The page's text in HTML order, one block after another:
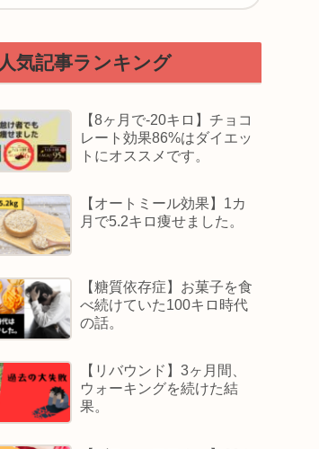
人気記事ランキング
【8ヶ月で-20キロ】チョコ
レート効果86%はダイエッ
トにオススメです。
【オートミール効果】1カ
月で5.2キロ痩せました。
【糖質依存症】お菓子を食
べ続けていた100キロ時代
の話。
【リバウンド】3ヶ月間、
ウォーキングを続けた結
果。